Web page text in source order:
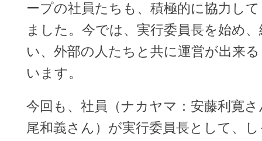
ープの社員たちも、積極的に協力し
ました。今では、実行委員長を始め
い、外部の人たちと共に運営が出来
います。
今回も、社員（ナカヤマ：安藤利寛
尾和義さん）が実行委員長として、